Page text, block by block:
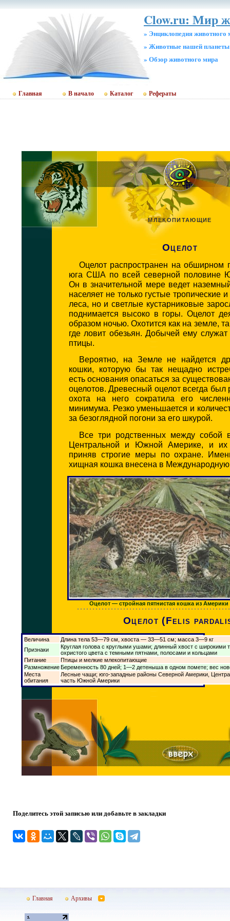
Clow.ru: Мир
» Энциклопедия животного
» Животные нашей планеты
» Обзор животного мира
Главная В начало Каталог Рефераты
МЛЕКОПИТАЮЩИЕ
Оцелот
Оцелот распространен на обширном
юга США по всей северной половине
Он в значительной мере ведет
населяет не только густые тропические
леса, но и светлые кустарниковые
поднимается высоко в горы. Оцелот
образом ночью. Охотится как на земле,
где ловит обезьян. Добычей ему
птицы.
Вероятно, на Земле не найдется
кошки, которую бы так нещадно
есть основания опасаться за
оцелотов. Древесный оцелот всегда был
охота на него сократила его
минимума. Резко уменьшается и
за безоглядной погони за его шкурой.
Все три родственных между собой
Центральной и Южной Америке, и их
приняв строгие меры по охране.
хищная кошка внесена в Международную
Оцелот — стройная пятнистая кошка из Америки
Оцелот (Felis
Величина
Длина тела 53—79 см, хвоста — 33—51 см; масса 3—9 кг
Признаки
Круглая голова с круглыми ушами; длинный хвост с
охристого цвета с темными пятнами, полосами и кольцами
Питание
Птицы и мелкие млекопитающие
Размножение Беременность 80 дней; 1—2 детеныша в одном помете; вес
Места
обитания
Лесные чащи; юго-западные районы Северной Америки,
часть Южной Америки
Поделитесь этой записью или добавьте в закладки
Главная Архивы